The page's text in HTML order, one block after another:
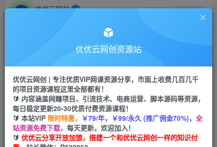
优优云网创 私信
云币 9.9 云币99
会员免费
立即购买
优优云网创资源站
优优云网创 | 专注优质VIP网课资源分享，市面上收费几百几千
的项目资源课程这里全部都有！
🔰 内容涵盖网赚项目、引流技术、电商运营、脚本源码等资源，
每日稳定更新20-30优质付费资源课程！
🔰 本站VIP 限时特惠， ￥79/年，￥99/永久 (推广佣金70%)， 全
站资源免费下载， 每天更新，欢迎加入！
🔰 优优云分享开放加盟，搭建一个和优优云网创一样的知识付